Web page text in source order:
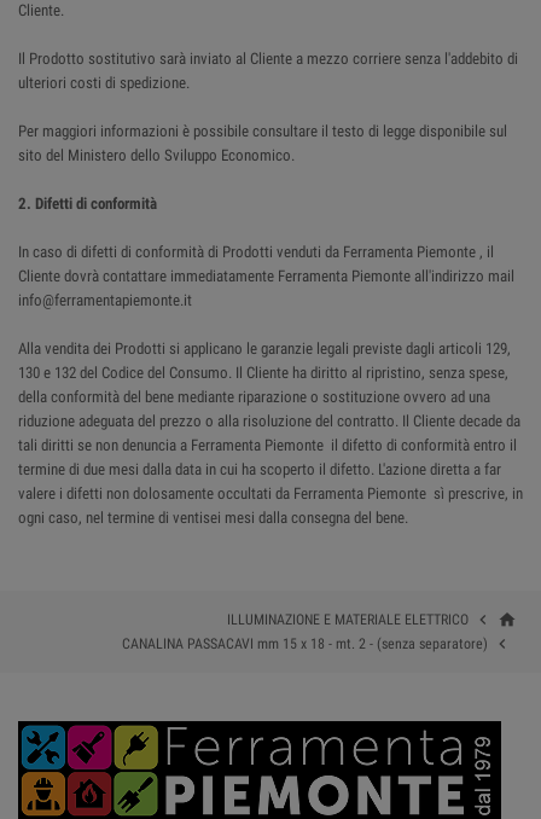
Cliente.
Il Prodotto sostitutivo sarà inviato al Cliente a mezzo corriere senza l'addebito di
ulteriori costi di spedizione.
Per maggiori informazioni è possibile consultare il testo di legge disponibile sul
sito del Ministero dello Sviluppo Economico.
2. Difetti di conformità
In caso di difetti di conformità di Prodotti venduti da Ferramenta Piemonte , il
Cliente dovrà contattare immediatamente Ferramenta Piemonte all'indirizzo mail
info@ferramentapiemonte.it
Alla vendita dei Prodotti si applicano le garanzie legali previste dagli articoli 129,
130 e 132 del Codice del Consumo. Il Cliente ha diritto al ripristino, senza spese,
della conformità del bene mediante riparazione o sostituzione ovvero ad una
riduzione adeguata del prezzo o alla risoluzione del contratto. Il Cliente decade da
tali diritti se non denuncia a Ferramenta Piemonte il difetto di conformità entro il
termine di due mesi dalla data in cui ha scoperto il difetto. L'azione diretta a far
valere i difetti non dolosamente occultati da Ferramenta Piemonte sì prescrive, in
ogni caso, nel termine di ventisei mesi dalla consegna del bene.
home

ILLUMINAZIONE E MATERIALE ELETTRICO

CANALINA PASSACAVI mm 15 x 18 - mt. 2 - (senza separatore)